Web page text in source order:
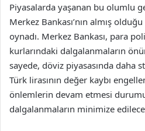
Piyasalarda yaşanan bu olumlu
Merkez Bankası’nın almış
oynadı. Merkez Bankası, para
kurlarındaki dalgalanmaların
sayede, döviz piyasasında daha
Türk lirasının değer kaybı
önlemlerin devam etmesi
dalgalanmaların minimize